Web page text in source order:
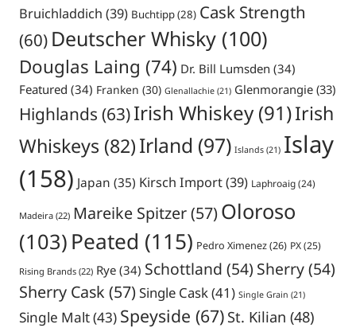
Bruichladdich (39) Buchtipp(28) Cask Strength
(60) Deutscher Whisky(100)
Douglas Laing (74) Dr. Bill Lumsden (34)
Featured (34) Franken (30) Glenallachie(21) Glenmorangie(33)
Highlands (63)Irish Whiskey(91)Irish
Whiskeys (82)Irland (97) Islands(21) Islay
(158) Japan (35) Kirsch Import(39) Laphroaig(24)
Madeira(22) Mareike Spitzer(57)Oloroso
(103) Peated (115) Pedro Ximenez(26) PX(25)
Rising Brands(22) Rye(34) Schottland (54) Sherry(54)
Sherry Cask (57)Single Cask(41) Single Grain (21)
Single Malt(43) Speyside (67) St. Kilian (48)